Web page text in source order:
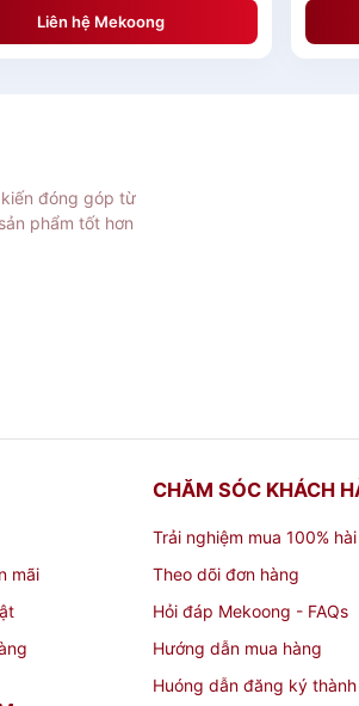
Liên hệ Mekoong
đóng góp từ
phẩm tốt hơn
mãi
CHĂM SÓC KHÁCH
Trải nghiệm mua 100%
Theo dõi đơn hàng
Hỏi đáp Mekoong - FAQs
Hướng dẫn mua hàng
Huóng dẫn đăng ký